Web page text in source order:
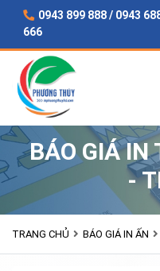
Skip to content0943 899 888 / 0943
666
BÁO GIÁ IN
-
TRANG CHỦ BÁO GIÁ IN ẤN